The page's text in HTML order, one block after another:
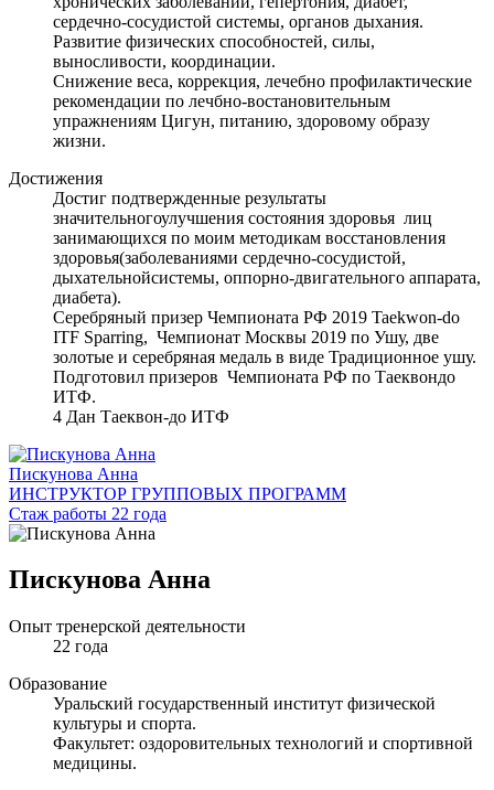
сердечно-сосудистой системы, органов дыхания.
Развитие физических способностей, силы,
выносливости, координации.
Снижение веса, коррекция, лечебно профилактические
рекомендации по лечбно-востановительным
упражнениям Цигун, питанию, здоровому образу
жизни.
Достижения
Достиг подтвержденные результаты
значительногоулучшения состояния здоровья лиц
занимающихся по моим методикам восстановления
здоровья(заболеваниями сердечно-сосудистой,
дыхательнойсистемы, оппорно-двигательного аппарата,
диабета).
Серебряный призер Чемпионата РФ 2019 Taekwon-do
ITF Sparring, Чемпионат Москвы 2019 по Ушу, две
золотые и серебряная медаль в виде Традиционное ушу.
Подготовил призеров Чемпионата РФ по Таеквондо
ИТФ.
4 Дан Таеквон-до ИТФ
Пискунова Анна
ИНСТРУКТОР ГРУППОВЫХ ПРОГРАММ
Стаж работы 22 года
Пискунова Анна
Опыт тренерской деятельности
22 года
Образование
Уральский государственный институт физической
культуры и спорта.
Факультет: оздоровительных технологий и спортивной
медицины.